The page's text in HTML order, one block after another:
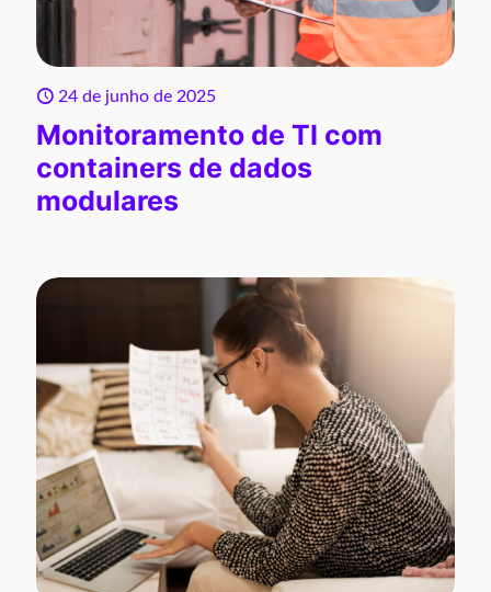
24 de junho de 2025
Monitoramento de TI com
containers de dados
modulares